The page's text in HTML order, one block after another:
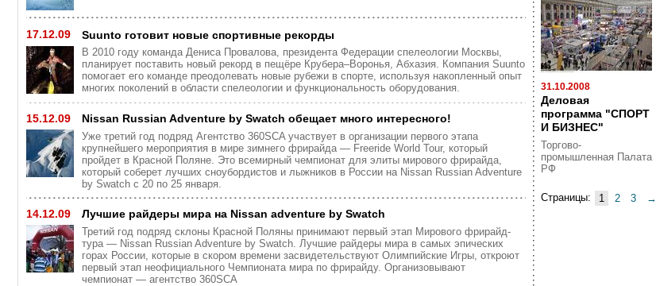
17.12.09 Suunto готовит новые спортивные рекорды
В 2010 году команда Дениса Провалова, президента Федерации спелеологии Москвы,
планирует поставить новый рекорд в пещёре Крубера–Воронья, Абхазия. Компания Suunto
помогает его команде преодолевать новые рубежи в спорте, используя накопленный опыт
многих поколений в области спелеологии и функциональность оборудования.
15.12.09 Nissan Russian Adventure by Swatch обещает много интересного!
Уже третий год подряд Агентство 360SCA участвует в организации первого этапа
крупнейшего мероприятия в мире зимнего фрирайда — Freeride World Tour, который
пройдет в Красной Поляне. Это всемирный чемпионат для элиты мирового фрирайда,
который соберет лучших сноубордистов и лыжников в России на Nissan Russian Adventure
by Swatch с 20 по 25 января.
14.12.09 Лучшие райдеры мира на Nissan adventure by Swatch
Третий год подряд склоны Красной Поляны принимают первый этап Мирового фрирайд-
тура — Nissan Russian Adventure by Swatch. Лучшие райдеры мира в самых эпических
горах России, которые в скором времени засвидетельствуют Олимпийские Игры, откроют
первый этап неофициального Чемпионата мира по фрирайду. Организовывают
чемпионат — агентство 360SCA
31.10.2008
Деловая
программа "СПОРТ
И БИЗНЕС"
Торгово-
промышленная Палата
РФ
Страницы: 1 2 3 →